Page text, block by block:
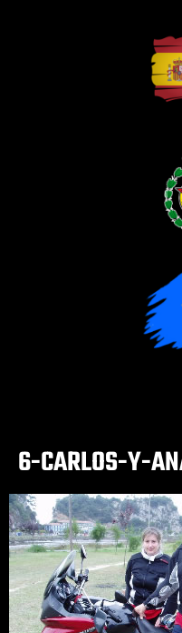
6-CARLOS-Y-